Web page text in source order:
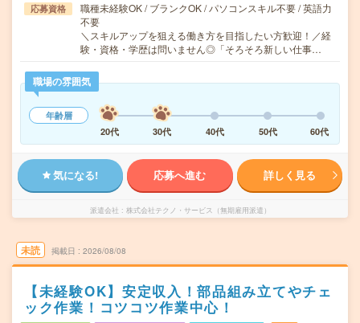
応募資格
職種未経験OK / ブランクOK / パソコンスキル不要 / 英語力
不要
＼スキルアップを狙える働き方を目指したい方歓迎！／経
験・資格・学歴は問いません◎「そろそろ新しい仕事…
職場の雰囲気
年齢層
20代
30代 40代 50代 60代
気になる! 応募へ進む 詳しく見る
派遣会社 株式会社テクノ・サービス（無期雇用派遣）
未読 掲載日 2026/08/08
【未経験OK】安定収入！部品組み立てやチェ
ック作業！コツコツ作業中心！